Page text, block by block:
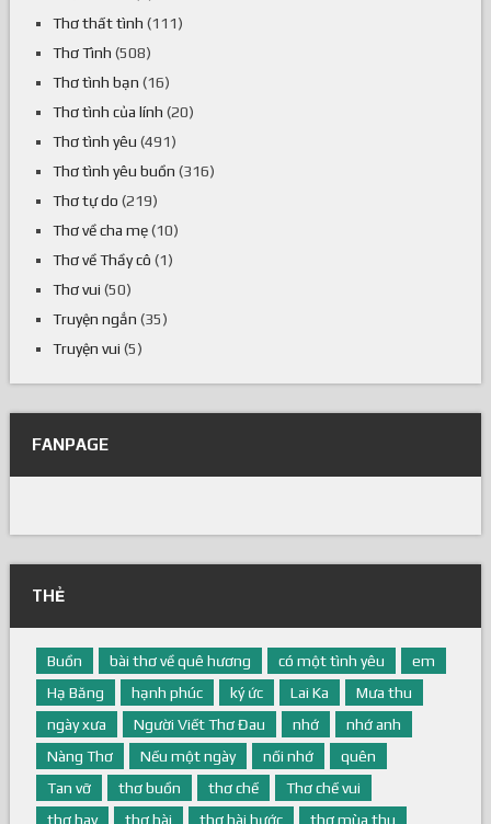
Thơ Tán Gái(2)
Thơ thất tình(111)
Thơ Tình (508)
Thơ tình bạn(16)
Thơ tình của lính(20)
Thơ tình yêu (491)
Thơ tình yêu buồn
Thơ tự do(219)
Thơ về cha mẹ(10)
Thơ về Thầy cô
Thơ vui (50)
Truyện ngắn(35)
Buồn bài thơ về quê hương có một tình yêu
Hạ Băng
hạnh phúc ký ức Lai Ka
Mưa thu
ngày xưa
Người Viết Thơ Đau nhớ
nhớ anh
Nàng Thơ
Nếu một ngày nối nhớ
quên
Tan vỡ
thơ buồn thơ chế
Thơ chế vui